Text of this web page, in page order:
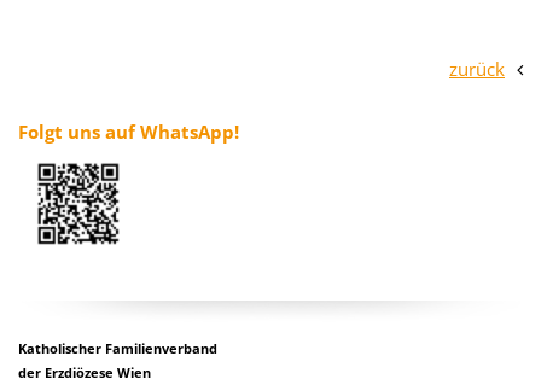
zurück
Folgt uns auf WhatsApp!
Katholischer Familienverband
der Erzdiözese Wien